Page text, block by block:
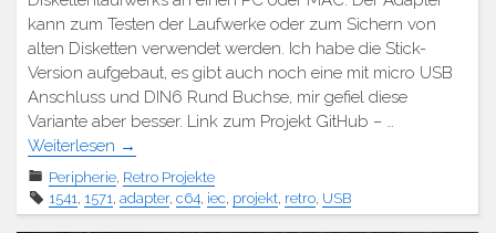
kann zum Testen der Laufwerke oder zum Sichern von
alten Disketten verwendet werden. Ich habe die Stick-
Version aufgebaut, es gibt auch noch eine mit micro USB
Anschluss und DIN6 Rund Buchse, mir gefiel diese
Variante aber besser. Link zum Projekt GitHub – …
Weiterlesen →
Peripherie, Retro Projekte
1541, 1571, adapter, c64, iec, projekt, retro, USB